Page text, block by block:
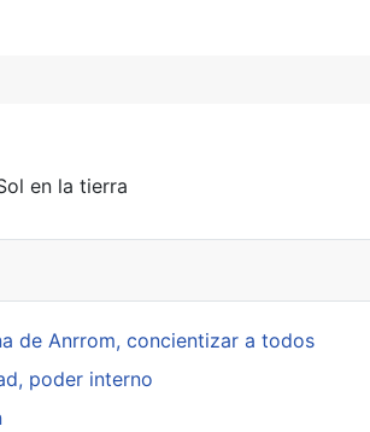
en la tierra
de Anrrom, concientizar a todos
poder interno